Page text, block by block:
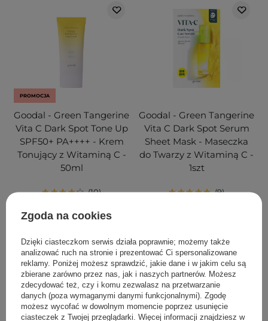
PROMOCJA
Goodal - Green Tangerine
Vita C Dark Spot Tone Up
SPF50+ PA++++ - Krem
Tonujący z Witaminą C -
50ml
10
89,00 zł
62,30 zł
DODAJ DO KOSZYKA
Goodal - Green Tangerine
Vita C Dark Spot Serum
Sheet Mask - Maseczka
do Twarzy z Witaminą C -
1szt
9
DODAJ DO KOSZYKA
Zgoda na cookies
Dzięki ciasteczkom serwis działa poprawnie; możemy także
analizować ruch na stronie i prezentować Ci spersonalizowane
reklamy. Poniżej możesz sprawdzić, jakie dane i w jakim celu są
zbierane zarówno przez nas, jak i naszych partnerów. Możesz
zdecydować też, czy i komu zezwalasz na przetwarzanie
danych (poza wymaganymi danymi funkcjonalnymi). Zgodę
możesz wycofać w dowolnym momencie poprzez usunięcie
ciasteczek z Twojej przeglądarki. Więcej informacji znajdziesz w